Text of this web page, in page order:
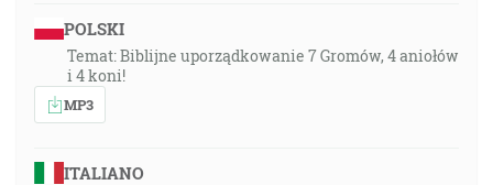
POLSKI
Temat: Biblijne uporządkowanie 7 Gromów, 4 aniołów
i 4 koni!
MP3
ITALIANO